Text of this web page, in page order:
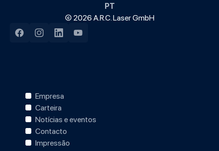
PT
© 2026 A.R.C. Laser GmbH
FacebookInstagramLinkedInYouTube
Empresa
Carteira
Notícias e eventos
Contacto
Impressão